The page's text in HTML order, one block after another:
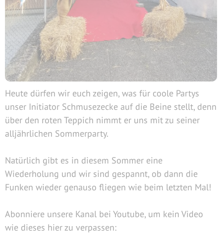
Heute dürfen wir euch zeigen, was für coole Partys
unser Initiator Schmusezecke auf die Beine stellt, denn
über den roten Teppich nimmt er uns mit zu seiner
alljährlichen Sommerparty.
Natürlich gibt es in diesem Sommer eine
Wiederholung und wir sind gespannt, ob dann die
Funken wieder genauso fliegen wie beim letzten Mal!
Abonniere unsere Kanal bei Youtube, um kein Video
wie dieses hier zu verpassen: